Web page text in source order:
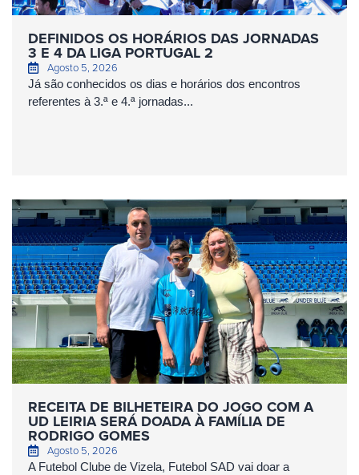
DEFINIDOS OS HORÁRIOS DAS JORNADAS
3 E 4 DA LIGA PORTUGAL 2
Agosto 5, 2026
Já são conhecidos os dias e horários dos encontros
referentes à 3.ª e 4.ª jornadas...
RECEITA DE BILHETEIRA DO JOGO COM A
UD LEIRIA SERÁ DOADA À FAMÍLIA DE
RODRIGO GOMES
Agosto 5, 2026
A Futebol Clube de Vizela, Futebol SAD vai doar a